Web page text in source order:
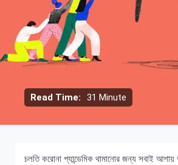
Read Time: 31 Minute
চলতি করোনা প্যান্ডেমিক থামানোর জন্য সবাই